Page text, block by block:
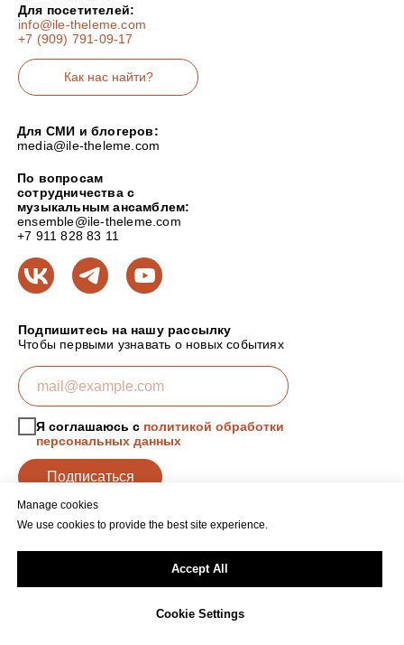
Manage cookies
We use cookies to provide the best site experience.
Accept All
Cookie Settings
Для посетителей:
info@ile-theleme.com
+7 (909) 791-09-17
Для СМИ и блогеров:
media@ile-theleme.com
Подпишитесь на нашу рассылку
Чтобы первыми узнавать о новых событиях
По вопросам
сотрудничества с
музыкальным ансамблем:
ensemble@ile-theleme.com
+7 911 828 83 11
Политика обработки персональных данных
Я соглашаюсь с политикой обработки
персональных данных
Подписаться
Как нас найти?